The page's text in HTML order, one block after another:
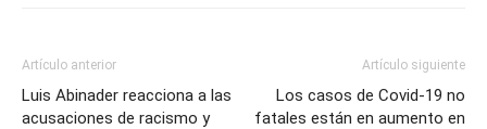
Artículo anterior
Luis Abinader reacciona a las
acusaciones de racismo y
Artículo siguiente
Los casos de Covid-19 no
fatales están en aumento en